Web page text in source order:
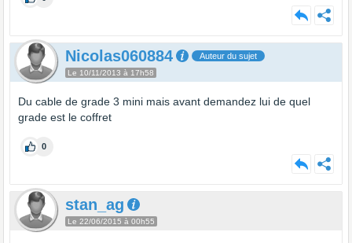
Nicolas060884 Auteur du sujet
Le 10/11/2013 à 17h58
Du cable de grade 3 mini mais avant demandez lui de quel
grade est le coffret
0
stan_ag
Le 22/06/2015 à 00h55